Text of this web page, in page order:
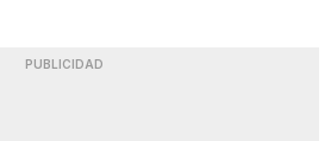
PUBLICIDAD